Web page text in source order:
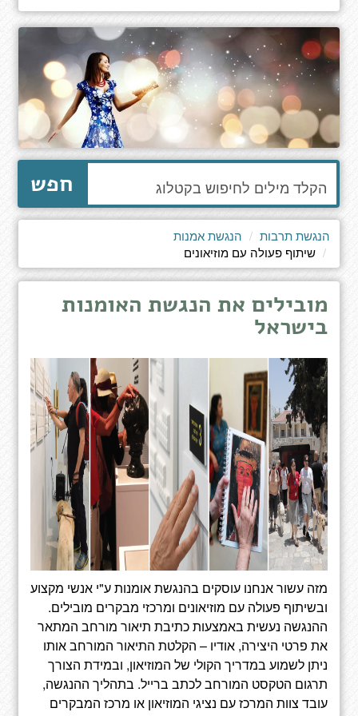
הקלד
מילים
לחיפוש
באתר
חפש
הנגשת תרבות
הנגשת אמנות
שיתוף פעולה עם מוזיאונים
מובילים את הנגשת האומנות
בישראל
מזה עשור אנחנו עוסקים בהנגשת אומנות ע"י אנשי מקצוע
ובשיתוף פעולה עם מוזיאונים ומרכזי מבקרים מובילים.
ההנגשה נעשית באמצעות כתיבת תיאור מורחב המתאר
את פרטי היצירה, אודיו – הקלטת התיאור המורחב אותו
ניתן לשמוע במדריך הקולי של המוזיאון, ובמידת הצורך
תרגום הטקסט המורחב לכתב ברייל. בתהליך ההנגשה,
עובד צוות המרכז עם נציגי המוזיאון או מרכז המבקרים